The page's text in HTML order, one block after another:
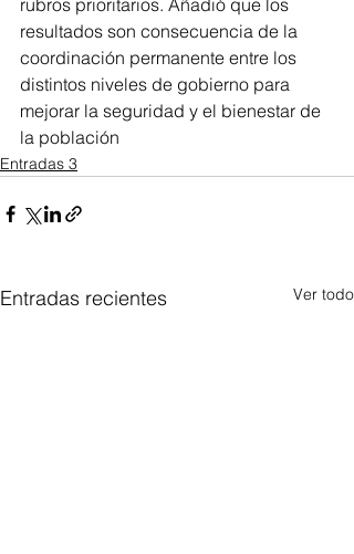
rubros prioritarios. Añadió que los
resultados son consecuencia de la
coordinación permanente entre los
distintos niveles de gobierno para
mejorar la seguridad y el bienestar de
la población
Entradas 3
Entradas recientes Ver todo